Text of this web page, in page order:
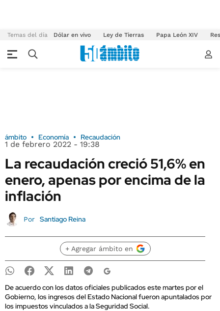
Temas del día Dólar en vivo Ley de Tierras Papa León XIV
ámbito Economía Recaudación
1 de febrero 2022 - 19:38
La recaudación creció 51,6% en
enero, apenas por encima de la
inflación
Por Santiago Reina
+ Agregar ámbito en
De acuerdo con los datos oficiales publicados este martes por el
Gobierno, los ingresos del Estado Nacional fueron apuntalados por
los impuestos vinculados a la Seguridad Social.